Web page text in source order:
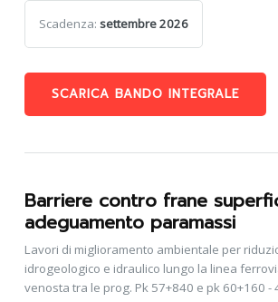
Scadenza: settembre 2026
SCARICA BANDO INTEGRALE
Barriere contro frane
adeguamento paramassi
Lavori di miglioramento ambientale per
idrogeologico e idraulico lungo la linea
venosta tra le prog. Pk 57+840 e pk 60+160 -